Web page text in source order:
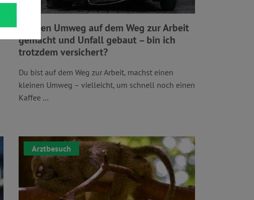
Kleinen Umweg auf dem Weg zur Arbeit
gemacht und Unfall gebaut – bin ich
trotzdem versichert?
Du bist auf dem Weg zur Arbeit, machst einen
kleinen Umweg – vielleicht, um schnell noch einen
Kaffee ...
Arztbesuch